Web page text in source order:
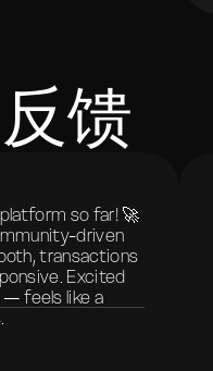
馈
so far! 🚀
driven
transactions
Excited
feels like a